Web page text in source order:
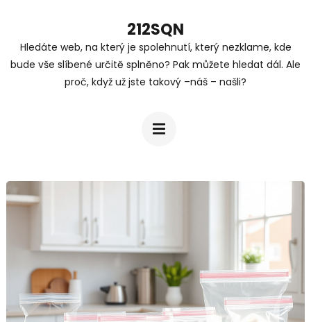
obsah
212SQN
Hledáte web, na který je spolehnutí, který nezklame, kde
bude vše slíbené určitě splněno? Pak můžete hledat dál. Ale
proč, když už jste takový –náš – našli?